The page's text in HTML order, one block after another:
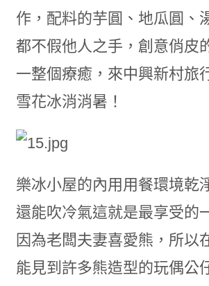
作，配料的芋圓、地瓜圓、
都不假他人之手，創意俏皮
一整個療癒，來中興新村旅
雪花冰消消暑！
樂冰小屋的內用用餐環境乾
還能吹冷氣這就是最享受的
因為老闆夫妻喜愛熊，所以
能見到許多熊造型的玩偶公